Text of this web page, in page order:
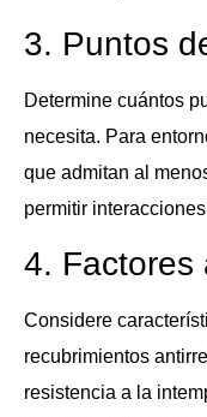
3. Puntos
Determine cuántos
necesita. Para
que admitan al
permitir
4. Factores
Considere
recubrimientos
resistencia a la